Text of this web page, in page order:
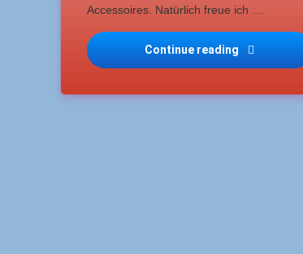
Accessoires. Natürlich freue ich …
Continue reading Happy